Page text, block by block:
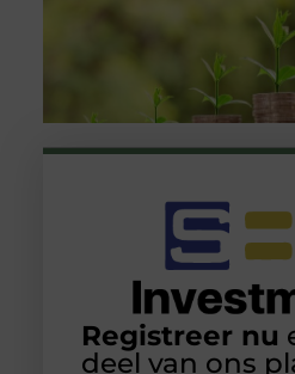
Registreer nu
deel van ons